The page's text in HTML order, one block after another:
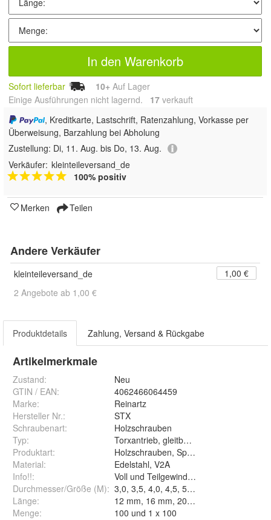
In den Warenkorb
Sofort lieferbar 10+ Auf Lager
Einige Ausführungen nicht lagernd. 17 verkauft
, Kreditkarte, Lastschrift, Ratenzahlung, Vorkasse per
Überweisung, Barzahlung bei Abholung
Zustellung: Di, 11. Aug. bis Do, 13. Aug.
Verkäufer: kleinteileversand_de
100% positiv
Merken Teilen
Andere Verkäufer
kleinteileversand_de
1,00 €
2 Angebote ab 1,00 €
Produktdetails Zahlung, Versand & Rückgabe
Artikelmerkmale
Zustand:
Neu
GTIN / EAN:
4062466064459
Marke:
Reinartz
Hersteller Nr.:
STX
Schraubenart:
Holzschrauben
Typ:
Torxantrieb, gleitbeschichtet
Produktart:
Holzschrauben, Spanplattenschrauben
Material:
Edelstahl, V2A
Info!!:
Voll und Teilgewinde können variieren!!
Durchmesser/Größe (M):
Länge:
Menge: 100 und 1 x 100